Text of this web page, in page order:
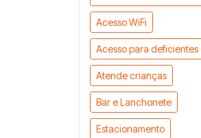
Acesso WiFi
Acesso para deficientes
Atende crianças
Bar e Lanchonete
Estacionamento